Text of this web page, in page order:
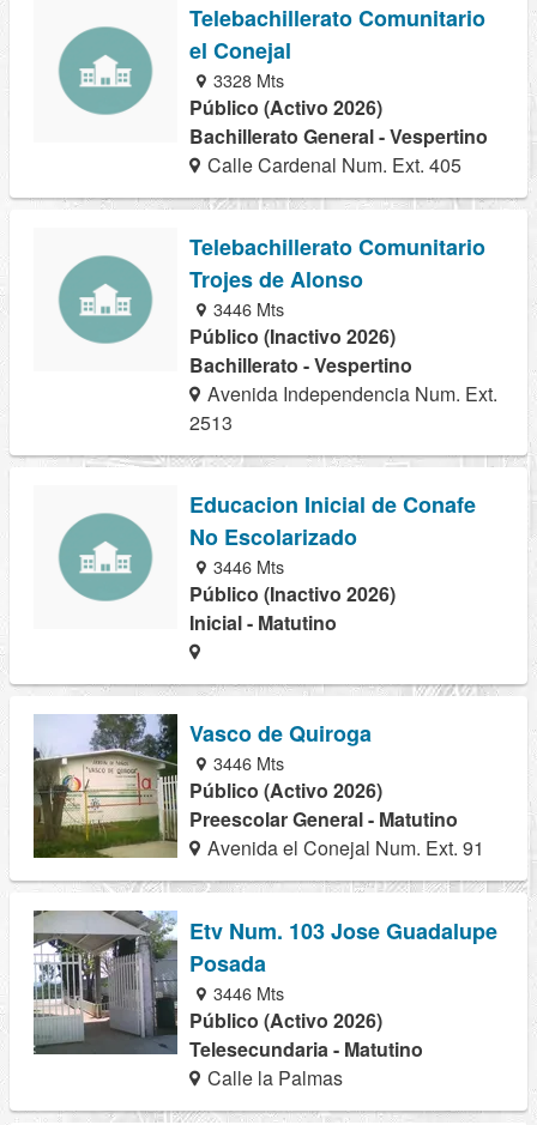
Telebachillerato Comunitario
el Conejal
3328 Mts
Público (Activo 2026)
Bachillerato General - Vespertino
Calle Cardenal Num. Ext. 405
Telebachillerato Comunitario
Trojes de Alonso
3446 Mts
Público (Inactivo 2026)
Bachillerato - Vespertino
Avenida Independencia Num. Ext.
2513
Educacion Inicial de Conafe
No Escolarizado
3446 Mts
Público (Inactivo 2026)
Inicial - Matutino
Vasco de Quiroga
3446 Mts
Público (Activo 2026)
Preescolar General - Matutino
Avenida el Conejal Num. Ext. 91
Etv Num. 103 Jose Guadalupe
Posada
3446 Mts
Público (Activo 2026)
Telesecundaria - Matutino
Calle la Palmas